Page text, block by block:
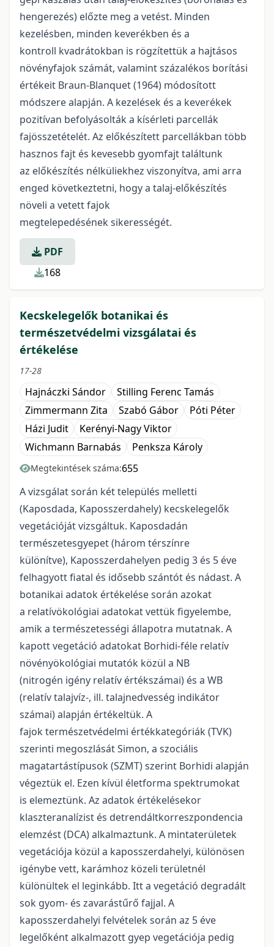
hengerezés) előzte meg a vetést. Minden
kezelésben, minden keverékben és a
kontroll kvadrátokban is rögzítettük a hajtásos
növényfajok számát, valamint százalékos borítási
értékeit Braun-Blanquet (1964) módosított
módszere alapján. A kezelések és a keverékek
pozitívan befolyásolták a kísérleti parcellák
fajösszetételét. Az előkészített parcellákban több
hasznos fajt és kevesebb gyomfajt találtunk
az előkészítés nélküliekhez viszonyítva, ami arra
enged következtetni, hogy a talaj-előkészítés
növeli a vetett fajok
megtelepedésének sikerességét.
PDF
168
Kecskelegelők botanikai és
természetvédelmi vizsgálatai és
értékelése
17-28
Hajnáczki Sándor
Stilling Ferenc Tamás
Zimmermann Zita
Szabó Gábor
Póti Péter
Házi Judit
Kerényi-Nagy Viktor
Wichmann Barnabás
Penksza Károly
Megtekintések száma:655
A vizsgálat során két település melletti
(Kaposdada, Kaposszerdahely) kecskelegelők
vegetációját vizsgáltuk. Kaposdadán
természetesgyepet (három térszínre
különítve), Kaposszerdahelyen pedig 3 és 5 éve
felhagyott fiatal és idősebb szántót és nádast. A
botanikai adatok értékelése során azokat
a relatívökológiai adatokat vettük figyelembe,
amik a természetességi állapotra mutatnak. A
kapott vegetáció adatokat Borhidi-féle relatív
növényökológiai mutatók közül a NB
(nitrogén igény relatív értékszámai) és a WB
(relatív talajvíz-, ill. talajnedvesség indikátor
számai) alapján értékeltük. A
fajok természetvédelmi értékkategóriák (TVK)
szerinti megoszlását Simon, a szociális
magatartástípusok (SZMT) szerint Borhidi alapján
végeztük el. Ezen kívül életforma spektrumokat
is elemeztünk. Az adatok értékelésekor
klaszteranalízist és detrendáltkorreszpondencia
elemzést (DCA) alkalmaztunk. A mintaterületek
vegetációja közül a kaposszerdahelyi, különösen
igénybe vett, karámhoz közeli területnél
különültek el leginkább. Itt a vegetáció degradált
sok gyom- és zavarástűrő fajjal. A
kaposszerdahelyi felvételek során az 5 éve
legelőként alkalmazott gyep vegetációja pedig